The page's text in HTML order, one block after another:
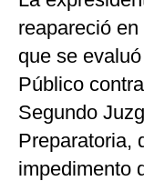
México
España
Tecnología
Club del Suscriptor
reapareció
que se
Público
Segundo
Preparatoria,
impedimento